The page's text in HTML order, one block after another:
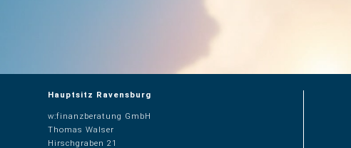
Hauptsitz Ravensburg
​w:finanzberatung GmbH
Thomas Walser
Hirschgraben 21